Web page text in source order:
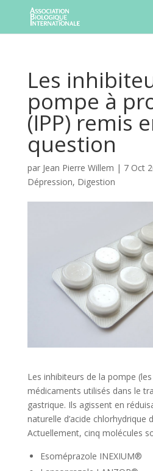
Les
pompe à
(IPP) remis
question
par Jean Pierre Willem | 7 Oct
Dépression, Digestion
Les inhibiteurs de la pompe
médicaments utilisés dans le
gastrique. Ils agissent en
naturelle d’acide chlorhydrique
Actuellement, cinq molécules
Esoméprazole INEXIUM®